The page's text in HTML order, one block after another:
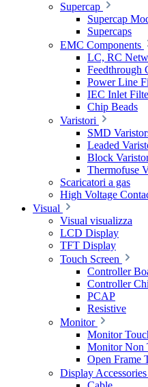
Supercap
Supercap
Supercaps
EMC Components
LC, RC
Feedthrough
Power Line
IEC Inlet
Chip Beads
Varistori
SMD
Leaded
Block
Thermofuse
Scaricatori a gas
High Voltage
Visual
Visual visualizza
LCD Display
TFT Display
Touch Screen
Controller
Controller
PCAP
Resistive
Monitor
Monitor
Monitor Non
Open Frame
Display Accessories